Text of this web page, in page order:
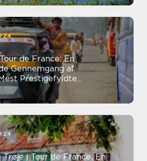
de France: En
Gennemgang af
Prestigefyldte
Trøje i Tour de France: En